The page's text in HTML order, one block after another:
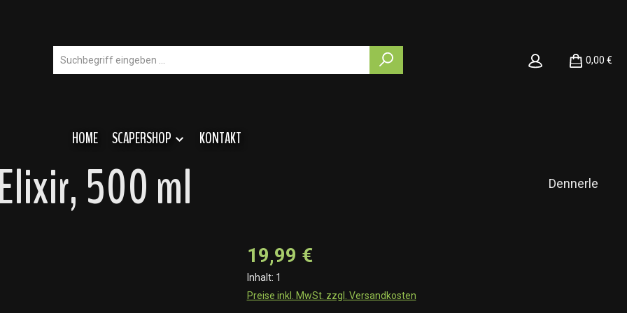
0,00 €
HOME SCAPERSHOP KONTAKT
500 ml Dennerle
19,99 €
Inhalt: 1
Preise inkl. MwSt. zzgl. Versandkosten